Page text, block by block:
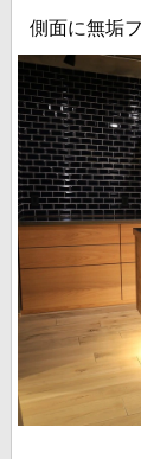
側面に無垢